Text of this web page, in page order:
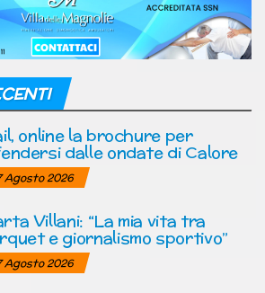
online la brochure per
dalle ondate di Calore
Agosto 2026
Villani: “La mia vita tra
e giornalismo sportivo”
Agosto 2026